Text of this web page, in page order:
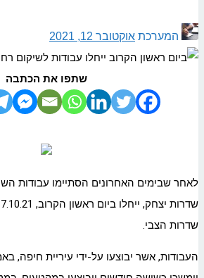
המערכת אוקטובר 12, 2021
שתפו את הכתבה
לאחר שבימים האחרונים הסתיימו עבודות
שדרות הצבי.
העבודות, אשר יבוצעו על-ידי עיריית חיפה,